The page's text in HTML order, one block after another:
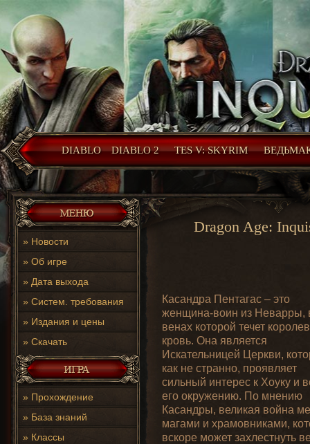
DIABLO DIABLO 2 TES V: SKYRIM
» Новости
» Об игре
» Дата выхода
» Систем. требования
» Издания и цены
» Скачать
» Прохождение
» База знаний
» Классы
Dragon Age:
Касандра Пентагас – это
женщина-воин из Неварры,
венах которой течет
кровь. Она является
Искательницей Церкви,
как не странно, проявляет
сильный интерес к Хоуку и
его окружению. По мнению
Касандры, великая война
магами и храмовниками,
вскоре может захлестнуть